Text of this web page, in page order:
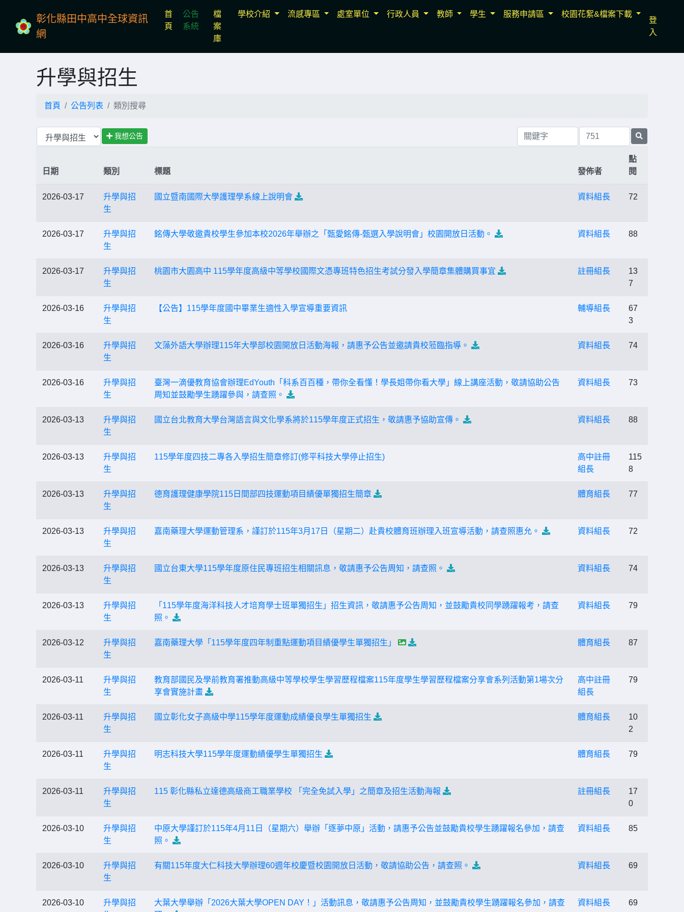
彰化縣田中高中全球資訊
網
首
頁 (current)
公告
系統
檔
案
庫
學校介紹 流感專區 處室單位 行政人員 教師 學生 服務申請區 校園花絮&檔案下載
登
入
升學與招生
首頁 公告列表 類別搜尋
我想公告
日期 類別 標題 發佈者
點
閱
2026-03-17
升學與招
生
國立暨南國際大學護理學系線上說明會 資料組長 72
2026-03-17
升學與招
生
銘傳大學敬邀貴校學生參加本校2026年舉辦之「甄愛銘傳-甄選入學說明會」校園開放日活動。 資料組長 88
2026-03-17
升學與招
生
桃園市大園高中 115學年度高級中等學校國際文憑專班特色招生考試分發入學簡章集體購買事宜 註冊組長
13
7
2026-03-16
升學與招
生
【公告】115學年度國中畢業生適性入學宣導重要資訊 輔導組長
67
3
2026-03-16
升學與招
生
文藻外語大學辦理115年大學部校園開放日活動海報，請惠予公告並邀請貴校蒞臨指導。 資料組長 74
2026-03-16
升學與招
生
臺灣一滴優教育協會辦理EdYouth「科系百百種，帶你全看懂！學長姐帶你看大學」線上講座活動，敬請協助公告
周知並鼓勵學生踴躍參與，請查照。
資料組長 73
2026-03-13
升學與招
生
國立台北教育大學台灣語言與文化學系將於115學年度正式招生，敬請惠予協助宣傳。 資料組長 88
2026-03-13
升學與招
生
115學年度四技二專各入學招生簡章修訂(修平科技大學停止招生)
高中註冊
組長
115
8
2026-03-13
升學與招
生
德育護理健康學院115日間部四技運動項目績優單獨招生簡章 體育組長 77
2026-03-13
升學與招
生
嘉南藥理大學運動管理系，謹訂於115年3月17日（星期二）赴貴校體育班辦理入班宣導活動，請查照惠允。 資料組長 72
2026-03-13
升學與招
生
國立台東大學115學年度原住民專班招生相關訊息，敬請惠予公告周知，請查照。 資料組長 74
2026-03-13
升學與招
生
「115學年度海洋科技人才培育學士班單獨招生」招生資訊，敬請惠予公告周知，並鼓勵貴校同學踴躍報考，請查
照。
資料組長 79
2026-03-12
升學與招
生
嘉南藥理大學「115學年度四年制重點運動項目績優學生單獨招生」 體育組長 87
2026-03-11
升學與招
生
教育部國民及學前教育署推動高級中等學校學生學習歷程檔案115年度學生學習歷程檔案分享會系列活動第1場次分
享會實施計畫
高中註冊
組長
79
2026-03-11
升學與招
生
國立彰化女子高級中學115學年度運動成績優良學生單獨招生 體育組長
10
2
2026-03-11
升學與招
生
明志科技大學115學年度運動績優學生單獨招生 體育組長 79
2026-03-11
升學與招
生
115 彰化縣私立達德高級商工職業學校 「完全免試入學」之簡章及招生活動海報 註冊組長
17
0
2026-03-10
升學與招
生
中原大學謹訂於115年4月11日（星期六）舉辦「逐夢中原」活動，請惠予公告並鼓勵貴校學生踴躍報名參加，請查
照。
資料組長 85
2026-03-10
升學與招
生
有關115年度大仁科技大學辦理60週年校慶暨校園開放日活動，敬請協助公告，請查照。 資料組長 69
2026-03-10
升學與招
大葉大學舉辦「2026大葉大學OPEN DAY！」活動訊息，敬請惠予公告周知，並鼓勵貴校學生踴躍報名參加，請查
資料組長 69